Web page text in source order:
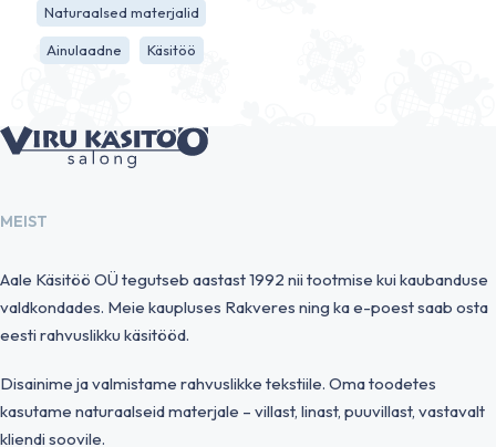
Naturaalsed materjalid
Ainulaadne Käsitöö
MEIST
Aale Käsitöö OÜ tegutseb aastast 1992 nii tootmise kui kaubanduse
valdkondades. Meie kaupluses Rakveres ning ka e-poest saab osta
eesti rahvuslikku käsitööd.
Disainime ja valmistame rahvuslikke tekstiile. Oma toodetes
kasutame naturaalseid materjale – villast, linast, puuvillast, vastavalt
kliendi soovile.